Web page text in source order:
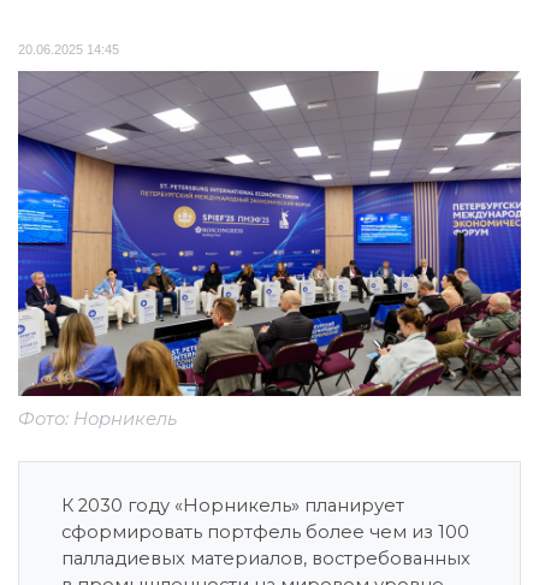
20.06.2025 14:45
Фото: Норникель
К 2030 году «Норникель» планирует
сформировать портфель более чем из 100
палладиевых материалов, востребованных